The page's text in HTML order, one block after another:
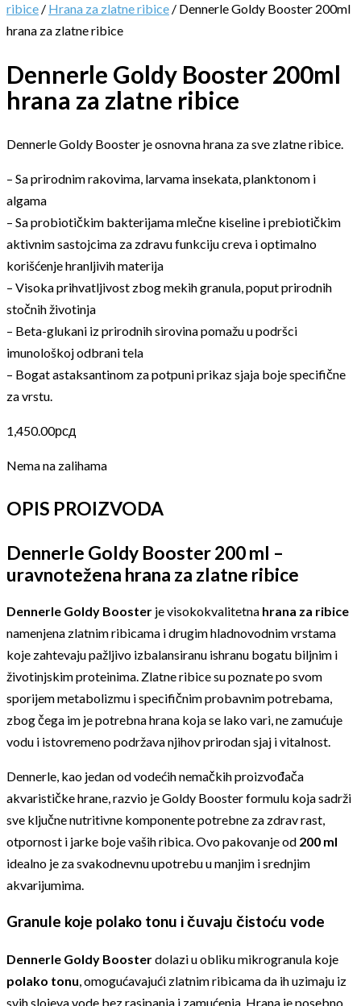
ribice / Hrana za zlatne ribice / Dennerle Goldy Booster 200ml
hrana za zlatne ribice
Dennerle Goldy Booster 200ml
hrana za zlatne ribice
Dennerle Goldy Booster je osnovna hrana za sve zlatne ribice.
– Sa prirodnim rakovima, larvama insekata, planktonom i
algama
– Sa probiotičkim bakterijama mlečne kiseline i prebiotičkim
aktivnim sastojcima za zdravu funkciju creva i optimalno
korišćenje hranljivih materija
– Visoka prihvatljivost zbog mekih granula, poput prirodnih
stočnih životinja
– Beta-glukani iz prirodnih sirovina pomažu u podršci
imunološkoj odbrani tela
– Bogat astaksantinom za potpuni prikaz sjaja boje specifične
za vrstu.
1,450.00рсд
Nema na zalihama
OPIS PROIZVODA
Dennerle Goldy Booster 200 ml –
uravnotežena hrana za zlatne ribice
Dennerle Goldy Booster je visokokvalitetna hrana za ribice
namenjena zlatnim ribicama i drugim hladnovodnim vrstama
koje zahtevaju pažljivo izbalansiranu ishranu bogatu biljnim i
životinjskim proteinima. Zlatne ribice su poznate po svom
sporijem metabolizmu i specifičnim probavnim potrebama,
zbog čega im je potrebna hrana koja se lako vari, ne zamućuje
vodu i istovremeno podržava njihov prirodan sjaj i vitalnost.
Dennerle, kao jedan od vodećih nemačkih proizvođača
akvarističke hrane, razvio je Goldy Booster formulu koja sadrži
sve ključne nutritivne komponente potrebne za zdrav rast,
otpornost i jarke boje vaših ribica. Ovo pakovanje od 200 ml
idealno je za svakodnevnu upotrebu u manjim i srednjim
akvarijumima.
Granule koje polako tonu i čuvaju čistoću vode
Dennerle Goldy Boosterdolazi u obliku mikrogranula koje
polako tonu, omogućavajući zlatnim ribicama da ih uzimaju iz
svih slojeva vode bez rasipanja i zamućenja. Hrana je posebno